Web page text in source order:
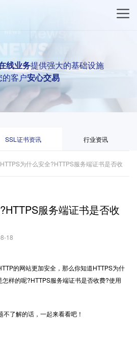
线业务提供强大的基础设施
的客户安心交易
SSL证书资讯 行业资讯
HTTPS为什么安全?HTTPS服务端证书是否收
服务端证书是否收
18
的网站更加安全，那么你知道HTTPS为什
怎样的呢?HTTPS服务端证书是否收费?使用
了解的话，一起来看看吧！